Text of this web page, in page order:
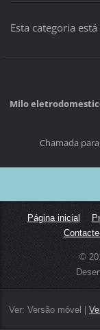
Esta categoria
Milo
Chamada
Página inicial
©
Ver: Versão móvel